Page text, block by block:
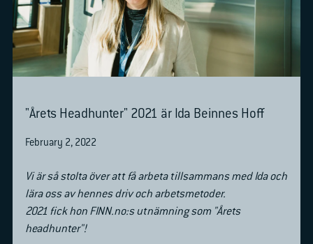
"Årets Headhunter" 2021 är Ida Beinnes Hoff
February 2, 2022
Vi är så stolta över att få arbeta tillsammans med Ida och
lära oss av hennes driv och arbetsmetoder.
2021 fick hon FINN.no:s utnämning som "Årets
headhunter"!